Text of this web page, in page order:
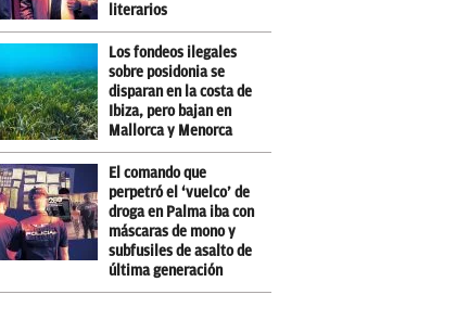
literarios
Los fondeos ilegales
sobre posidonia se
disparan en la costa de
Ibiza, pero bajan en
Mallorca y Menorca
El comando que
perpetró el ‘vuelco’ de
droga en Palma iba con
máscaras de mono y
subfusiles de asalto de
última generación